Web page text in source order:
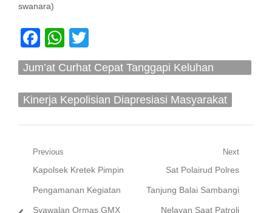
swanara)
Facebook
WhatsApp
Jum’at Curhat Cepat Tanggapi Keluhan
Kinerja Kepolisian Diapresiasi Masyarakat
Navigasi
pos
Previous
Previous
post:
Kapolsek Kretek Pimpin
Pengamanan Kegiatan
Syawalan Ormas GMX
Next
Next
post:
Sat Polairud Polres
Tanjung Balai Sambangi
Nelayan Saat Patroli